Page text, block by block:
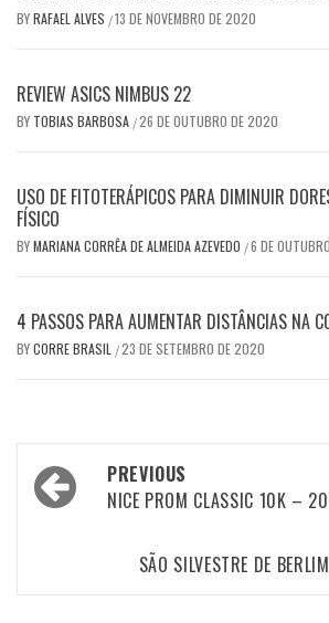
BYRAFAEL ALVES /13 DE NOVEMBRO DE 2020
REVIEW ASICS NIMBUS 22
BY TOBIAS BARBOSA /26 DE OUTUBRO DE 2020
USO DE FITOTERÁPICOS PARA DIMINUIR
FÍSICO
BYMARIANA CORRÊA DE ALMEIDA AZEVEDO /6 DE
4 PASSOS PARA AUMENTAR DISTÂNCIAS NA
BYCORRE BRASIL /23 DE SETEMBRO DE 2020
Post
navigation
PREVIOUS
NICE PROM CLASSIC 10K –
SÃO SILVESTRE DE